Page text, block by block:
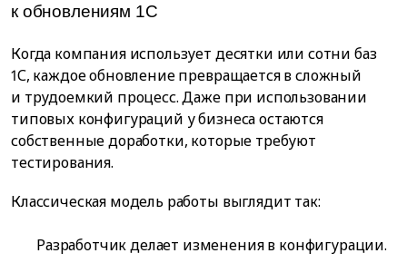
к обновлениям 1С
Когда компания использует десятки или сотни баз
1С, каждое обновление превращается в сложный
и трудоемкий процесс. Даже при использовании
типовых конфигураций у бизнеса остаются
собственные доработки, которые требуют
тестирования.
Классическая модель работы выглядит так:
Разработчик делает изменения в конфигурации.